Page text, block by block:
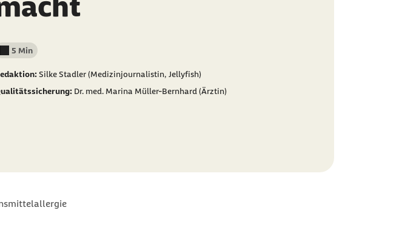
weniger als
5 Min
Silke Stadler (Medizinjournalistin, Jellyfish)
Dr. med. Marina Müller-Bernhard (Ärztin)